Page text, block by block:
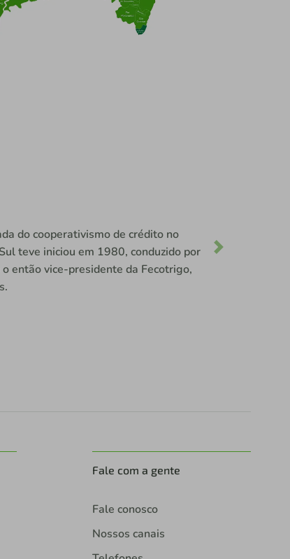
foram fundadas por agricultores e
de se organizarem para
produtivas. Assim, em 1981,
de crédito no Rio Grande do Sul,
Fale com a gente